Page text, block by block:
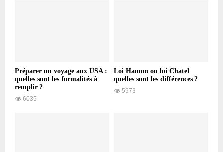
Préparer un voyage aux USA :
quelles sont les formalités à
remplir ?
6035
Loi Hamon ou loi Chatel
quelles sont les différences ?
5973